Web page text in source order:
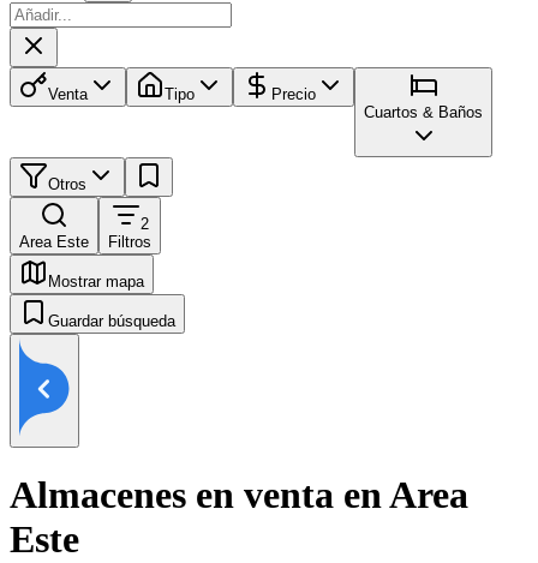
Venta Tipo
Precio
Cuartos & Baños
Otros
Area Este
2
Filtros
Mostrar mapa
Guardar búsqueda
Almacenes en venta en Area
Este